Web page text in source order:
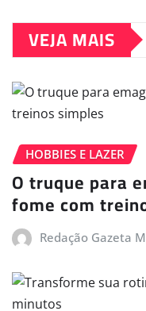
VEJA MAIS
HOBBIES E LAZER
O truque para
fome com
Redação Gazeta